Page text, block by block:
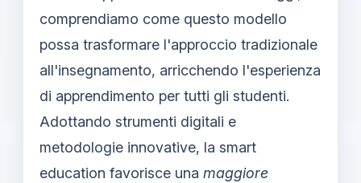
comprendiamo come questo modello
possa trasformare l'approccio tradizionale
all'insegnamento, arricchendo l'esperienza
di apprendimento per tutti gli studenti.
Adottando strumenti digitali e
metodologie innovative, la smart
education favorisce una maggiore